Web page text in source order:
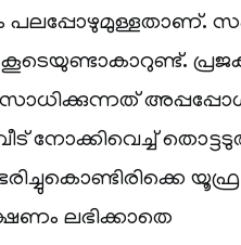
പലപ്പോഴുമുള്ളതാണ്.
നോക്കിവെച്ച്
ലഭിക്കാതെ